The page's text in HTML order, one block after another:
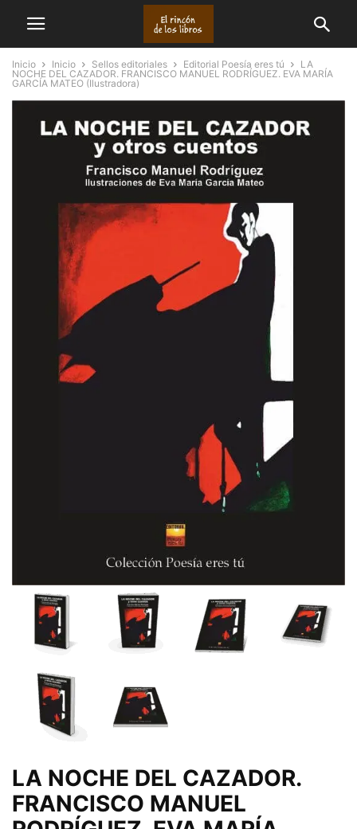
Inicio Inicio Sellos editoriales Editorial Poesía eres tú
LA
NOCHE DEL CAZADOR. FRANCISCO MANUEL RODRÍGUEZ. EVA MARÍA
GARCÍA MATEO (Ilustradora)
LA NOCHE DEL CAZADOR.
FRANCISCO MANUEL